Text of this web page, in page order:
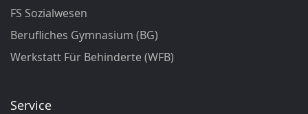
FS Sozialwesen
Berufliches Gymnasium (BG)
Werkstatt Für Behinderte (WFB)
Service